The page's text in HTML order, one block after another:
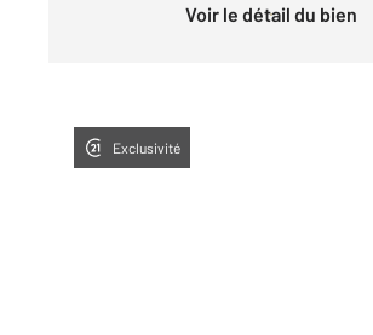
Voir le détail du bien
Exclusivité